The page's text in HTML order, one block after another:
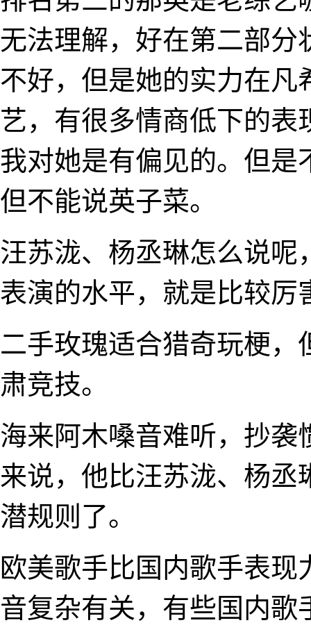
无法理解，好在第二部
不好，但是她的实力在
艺，有很多情商低下的
我对她是有偏见的。但是
但不能说英子菜。
汪苏泷、杨丞琳怎么说呢
表演的水平，就是比较厉
二手玫瑰适合猎奇玩梗
肃竞技。
海来阿木嗓音难听，抄袭
来说，他比汪苏泷、杨
潜规则了。
欧美歌手比国内歌手表
音复杂有关，有些国内